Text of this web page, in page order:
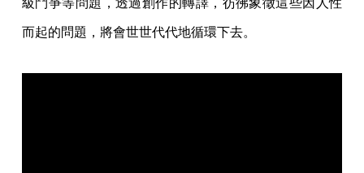
級鬥爭等問題，透過創作的轉譯，彷彿象徵這些因人性
而起的問題，將會世世代代地循環下去。